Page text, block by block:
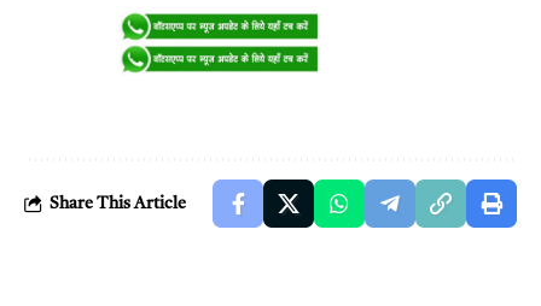
Share This Article